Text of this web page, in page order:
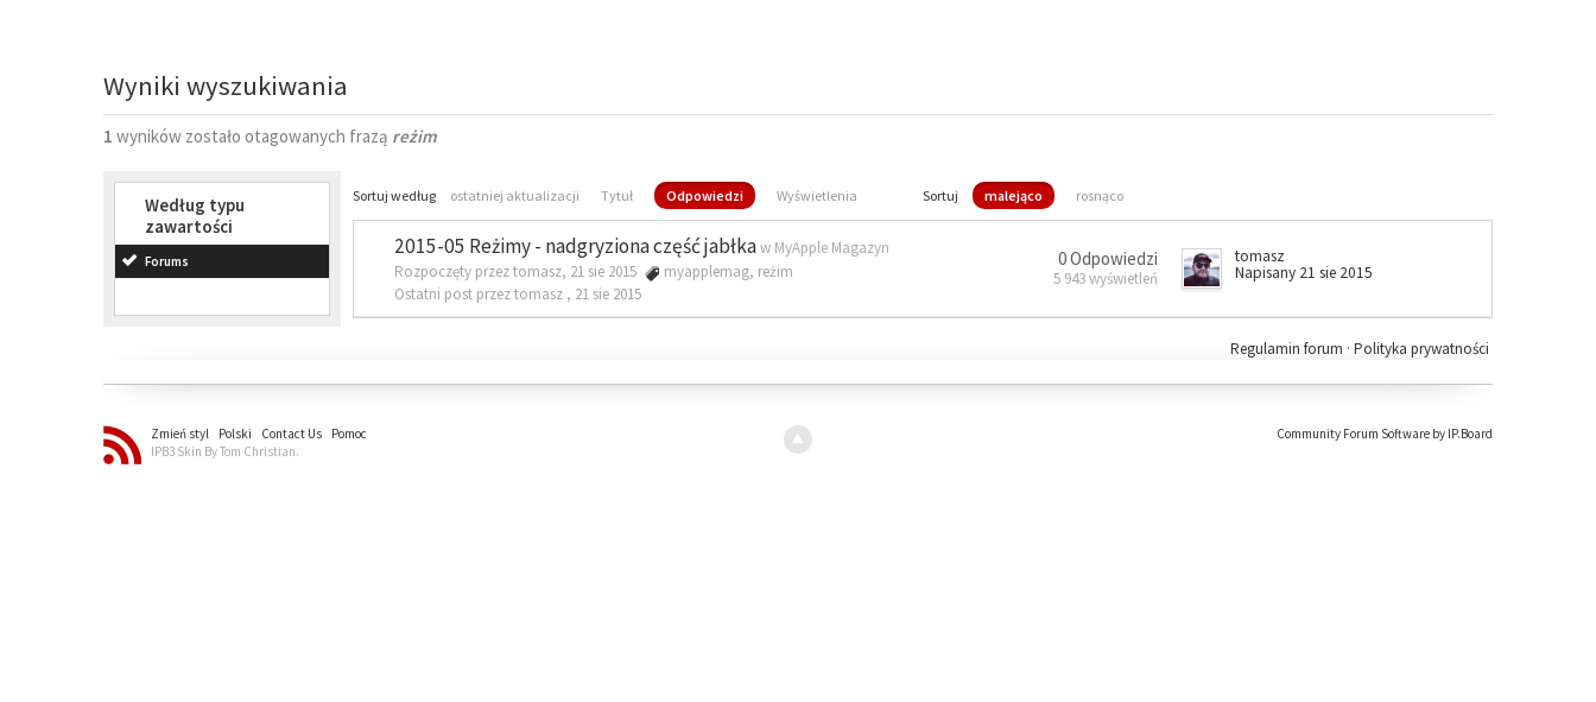
Wyniki wyszukiwania
1 wyników zostało otagowanych frazą reżim
Według typu
zawartości
Forums
Sortuj według ostatniej aktualizacji Tytuł Odpowiedzi Wyświetlenia Sortuj malejąco rosnąco
2015-05 Reżimy - nadgryziona część jabłkaw MyApple Magazyn
Rozpoczęty przez tomasz, 21 sie 2015
myapplemag, reżim
Ostatni post przez tomasz , 21 sie 2015
0 Odpowiedzi
5 943 wyświetleń
tomasz
Napisany 21 sie 2015
Polityka prywatności
Regulamin forum ·
Zmień styl Polski Contact Us
Pomoc
IPB3 Skin By Tom Christian.
Community Forum Software by IP.Board